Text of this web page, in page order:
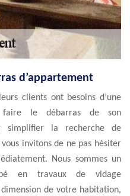
d’appartement
clients ont besoins d’une
faire le débarras de son
simplifier la recherche de
invitons de ne pas hésiter
Nous sommes un
en travaux de vidage
de votre habitation,